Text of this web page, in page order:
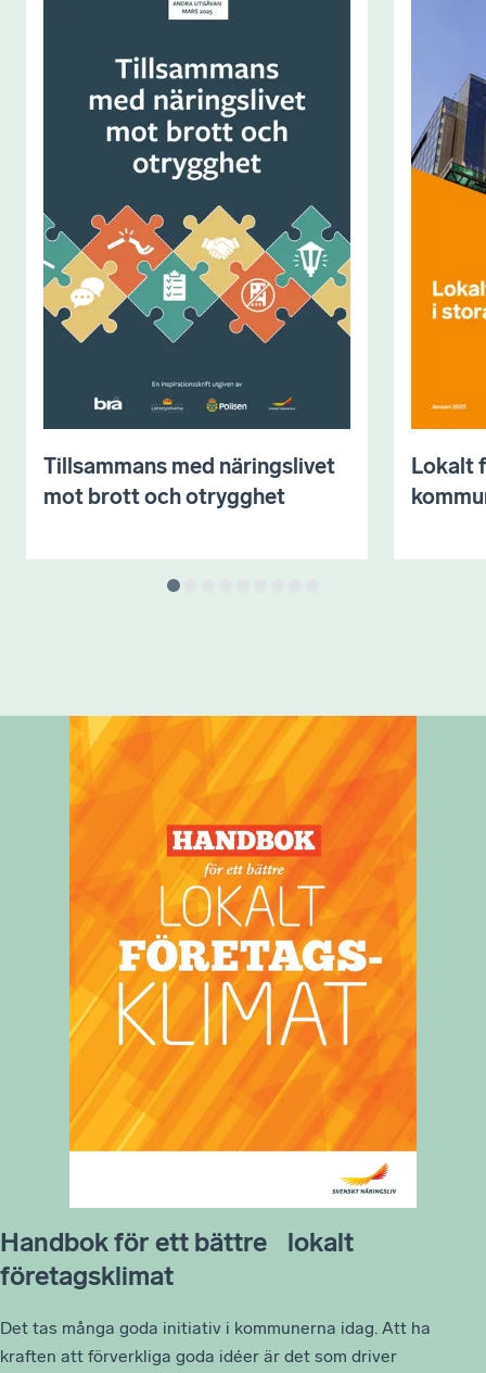
Tillsammans med näringslivet
mot brott och otrygghet
Lokalt
Handbok för ett bättre lokalt
företagsklimat
Det tas många goda initiativ i kommunerna idag. Att ha
kraften att förverkliga goda idéer är det som driver